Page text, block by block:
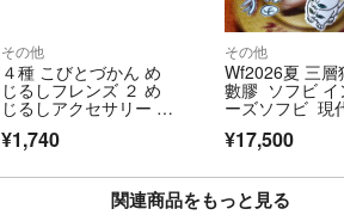
その他
４種 こびとづかん め
じるしフレンズ ２ め
じるしアクセサリー フ
¥1,740
その他
Wf2026夏 三
數膠 ソフビ イ
ーズソフビ 現
¥17,500
関連商品をもっと見る